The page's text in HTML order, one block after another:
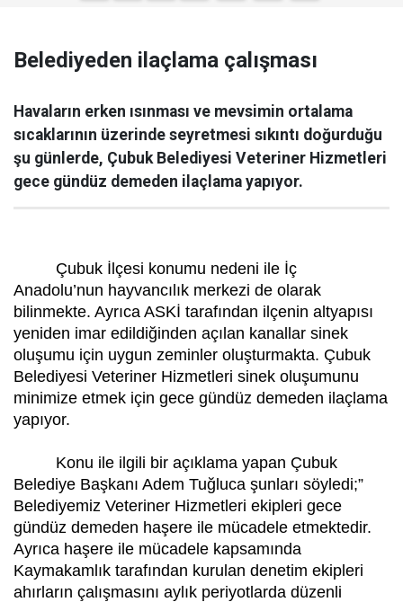
Belediyeden ilaçlama çalışması
Havaların erken ısınması ve mevsimin ortalama
sıcaklarının üzerinde seyretmesi sıkıntı doğurduğu
şu günlerde, Çubuk Belediyesi Veteriner Hizmetleri
gece gündüz demeden ilaçlama yapıyor.
Çubuk İlçesi konumu nedeni ile İç
Anadolu’nun hayvancılık merkezi de olarak
bilinmekte. Ayrıca ASKİ tarafından ilçenin altyapısı
yeniden imar edildiğinden açılan kanallar sinek
oluşumu için uygun zeminler oluşturmakta. Çubuk
Belediyesi Veteriner Hizmetleri sinek oluşumunu
minimize etmek için gece gündüz demeden ilaçlama
yapıyor.
Konu ile ilgili bir açıklama yapan Çubuk
Belediye Başkanı Adem Tuğluca şunları söyledi;”
Belediyemiz Veteriner Hizmetleri ekipleri gece
gündüz demeden haşere ile mücadele etmektedir.
Ayrıca haşere ile mücadele kapsamında
Kaymakamlık tarafından kurulan denetim ekipleri
ahırların çalışmasını aylık periyotlarda düzenli